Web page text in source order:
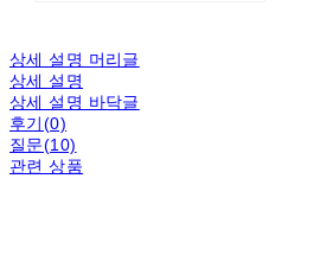
상세 설명 머리글
상세 설명
상세 설명 바닥글
후기(0)
질문(10)
관련 상품